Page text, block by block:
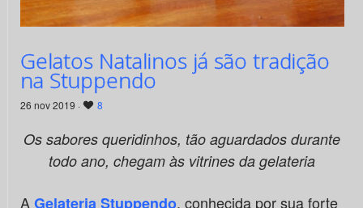
Gelatos Natalinos já são tradição
na Stuppendo
26 nov 2019 · 8
Os sabores queridinhos, tão aguardados durante
todo ano, chegam às vitrines da gelateria
AGelateria Stuppendo, conhecida por sua forte